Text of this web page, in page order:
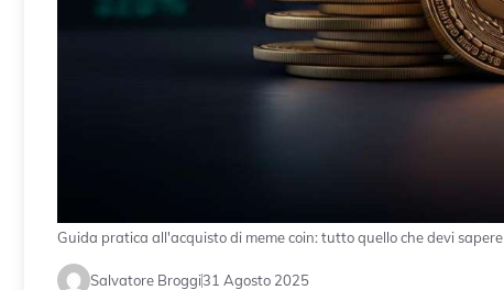
Guida pratica all'acquisto di meme coin: tutto quello che devi sapere
Salvatore Broggi31 Agosto 2025